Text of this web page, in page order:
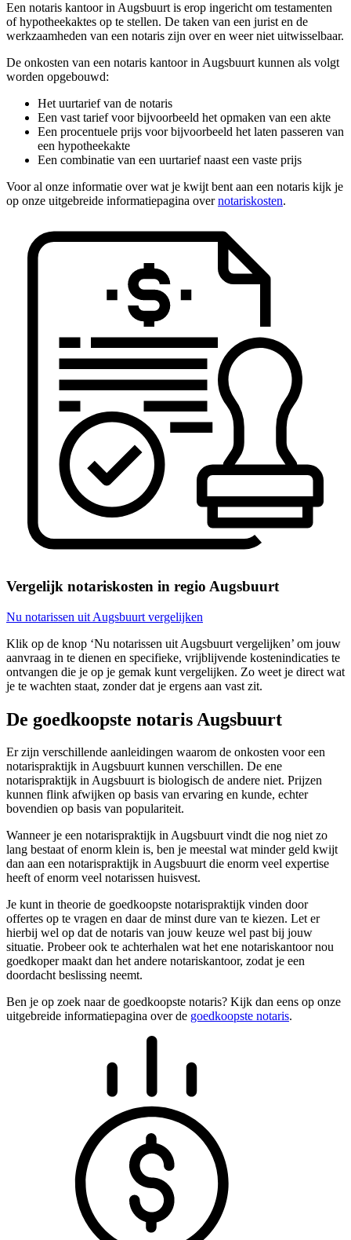
Een notaris kantoor in Augsbuurt is erop ingericht om testamenten
of hypotheekaktes op te stellen. De taken van een jurist en de
werkzaamheden van een notaris zijn over en weer niet uitwisselbaar.
De onkosten van een notaris kantoor in Augsbuurt kunnen als volgt
worden opgebouwd:
Het uurtarief van de notaris
Een vast tarief voor bijvoorbeeld het opmaken van een akte
Een procentuele prijs voor bijvoorbeeld het laten passeren van
een hypotheekakte
Een combinatie van een uurtarief naast een vaste prijs
Voor al onze informatie over wat je kwijt bent aan een notaris kijk je
op onze uitgebreide informatiepagina overnotariskosten.
Vergelijk notariskosten in regio Augsbuurt
Nu notarissen uit Augsbuurt vergelijken
Klik op de knop ‘Nu notarissen uit Augsbuurt vergelijken’ om jouw
aanvraag in te dienen en specifieke, vrijblijvende kostenindicaties te
ontvangen die je op je gemak kunt vergelijken. Zo weet je direct wat
je te wachten staat, zonder dat je ergens aan vast zit.
De goedkoopste notaris Augsbuurt
Er zijn verschillende aanleidingen waarom de onkosten voor een
notarispraktijk in Augsbuurt kunnen verschillen. De ene
notarispraktijk in Augsbuurt is biologisch de andere niet. Prijzen
kunnen flink afwijken op basis van ervaring en kunde, echter
bovendien op basis van populariteit.
Wanneer je een notarispraktijk in Augsbuurt vindt die nog niet zo
lang bestaat of enorm klein is, ben je meestal wat minder geld kwijt
dan aan een notarispraktijk in Augsbuurt die enorm veel expertise
heeft of enorm veel notarissen huisvest.
Je kunt in theorie de goedkoopste notarispraktijk vinden door
offertes op te vragen en daar de minst dure van te kiezen. Let er
hierbij wel op dat de notaris van jouw keuze wel past bij jouw
situatie. Probeer ook te achterhalen wat het ene notariskantoor nou
goedkoper maakt dan het andere notariskantoor, zodat je een
doordacht beslissing neemt.
Ben je op zoek naar de goedkoopste notaris? Kijk dan eens op onze
uitgebreide informatiepagina over de goedkoopste notaris.